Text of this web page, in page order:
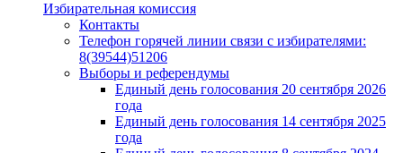
Избирательная комиссия
Контакты
Телефон горячей линии связи с избирателями:
8(39544)51206
Выборы и референдумы
Единый день голосования 20 сентября 2026
года
Единый день голосования 14 сентября 2025
года